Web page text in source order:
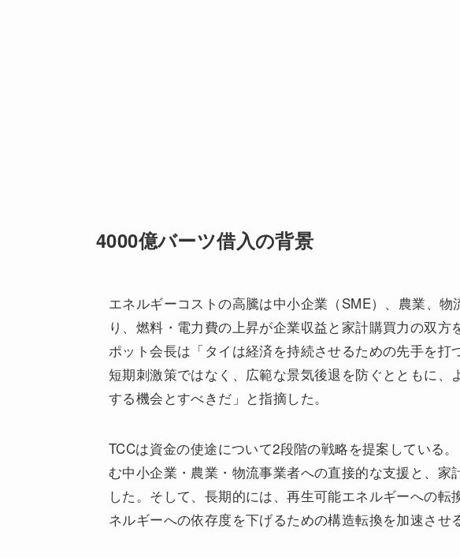
4000億バーツ借入の背景
エネルギーコストの高騰は中小企業（SME）、農業、
り、燃料・電力費の上昇が企業収益と家計購買力の双方
ポット会長は「タイは経済を持続させるための先手を打
短期刺激策ではなく、広範な景気後退を防ぐとともに、
する機会とすべきだ」と指摘した。
TCCは資金の使途について2段階の戦略を提案している
む中小企業・農業・物流事業者への直接的な支援と、家
した。そして、長期的には、再生可能エネルギーへの転
ネルギーへの依存度を下げるための構造転換を加速させ